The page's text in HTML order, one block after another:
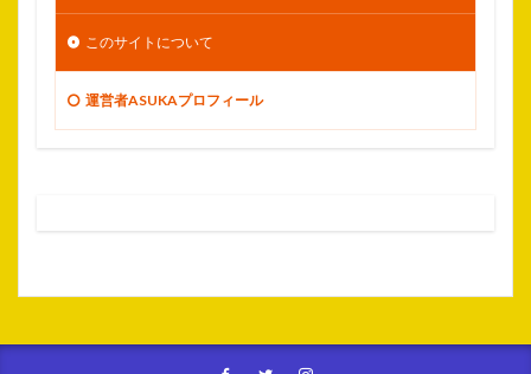
このサイトについて
運営者ASUKAプロフィール